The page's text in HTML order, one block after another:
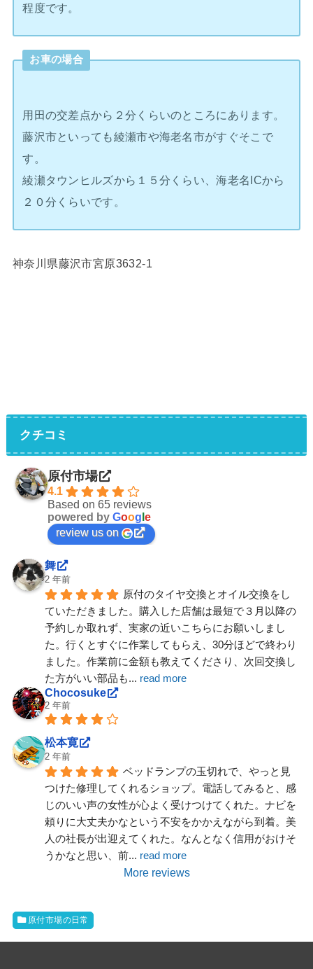
程度です。
お車の場合
用田の交差点から２分くらいのところにあります。
藤沢市といっても綾瀬市や海老名市がすぐそこで
す。
綾瀬タウンヒルズから１５分くらい、海老名ICから
２０分くらいです。
神奈川県藤沢市宮原3632-1
クチコミ
原付市場
4.1
Based on 65 reviews
powered by Goog e
review us on
舞
2 年前
原付のタイヤ交換とオイル交換をし
ていただきました。購入した店舗は最短で３月以降の
予約しか取れず、実家の近いこちらにお願いしまし
た。行くとすぐに作業してもらえ、30分ほどで終わり
ました。作業前に金額も教えてくださり、次回交換し
た方がいい部品も... read more
Chocosuke
2 年前
松本寛
2 年前
ベッドランプの玉切れで、やっと見
つけた修理してくれるショップ。電話してみると、感
じのいい声の女性が心よく受けつけてくれた。ナビを
頼りに大丈夫かなという不安をかかえながら到着。美
人の社長が出迎えてくれた。なんとなく信用がおけそ
うかなと思い、前... read more
More reviews
原付市場の日常